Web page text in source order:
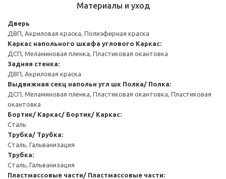
Материалы и уход
Дверь
ДВП, Акриловая краска, Полиэфирная краска
Каркас напольного шкафа углового Каркас:
ДСП, Меламиновая пленка, Пластиковая окантовка
Задняя стенка:
ДВП, Акриловая краска
Выдвижная секц напольн угл шк Полка/ Полка:
ДСП, Меламиновая пленка, Пластиковая окантовка, Пластиковая
окантовка
Бортик/ Каркас/ Бортик/ Каркас:
Сталь
Трубка/ Трубка:
Сталь, Гальванизация
Трубка:
Сталь, Гальванизация
Пластмассовые части/ Пластмассовые части: